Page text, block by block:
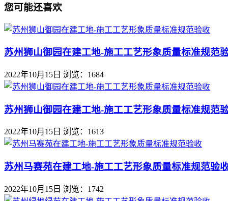
您可能还喜欢
苏州狮山御园在建工地-施工工艺形象质量标准规范
2022年10月15日 浏览：1684
苏州狮山御园在建工地-施工工艺形象质量标准规范
2022年10月15日 浏览：1613
苏州马赛苑在建工地-施工工艺形象质量标准规范验
2022年10月15日 浏览：1742